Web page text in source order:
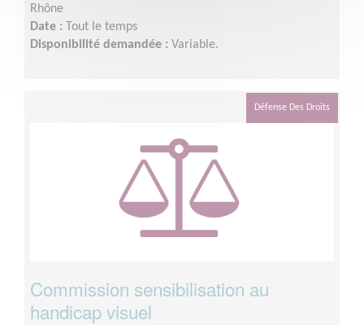
Rhône
Date :
Tout le temps
Disponibilité demandée : Variable.
Défense Des Droits
Commission sensibilisation au
handicap visuel